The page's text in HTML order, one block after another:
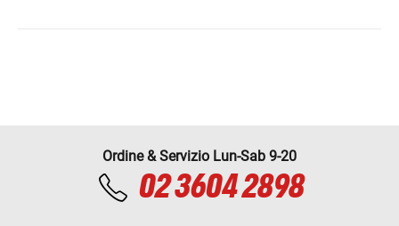
Ordine & Servizio Lun-Sab 9-20
02 3604 2898